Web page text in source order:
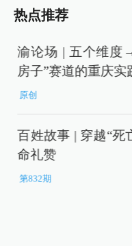
热点推荐
渝论场 | 五个维度
房子”赛道的重庆实
原创
百姓故事 | 穿越“死
命礼赞
第832期